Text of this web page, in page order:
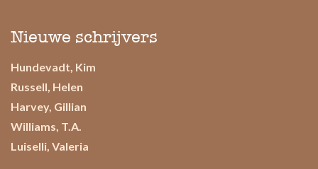
Nieuwe schrijvers
Hundevadt, Kim
Russell, Helen
Harvey, Gillian
Williams, T.A.
Luiselli, Valeria